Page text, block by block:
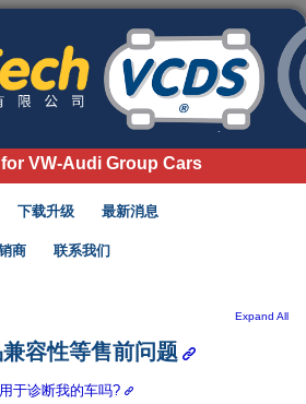
VW-Audi Group Cars
下载升级 最新消息
商 联系我们
Expand All
容性等售前问题
于诊断我的车吗?